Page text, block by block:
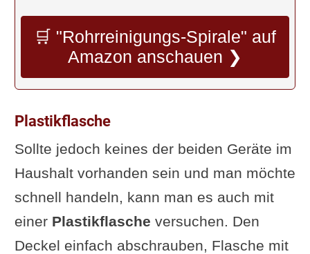
🛒 "Rohrreinigungs-Spirale" auf
Amazon anschauen ❯
Plastikflasche
Sollte jedoch keines der beiden Geräte im
Haushalt vorhanden sein und man möchte
schnell handeln, kann man es auch mit
einer Plastikflasche versuchen. Den
Deckel einfach abschrauben, Flasche mit